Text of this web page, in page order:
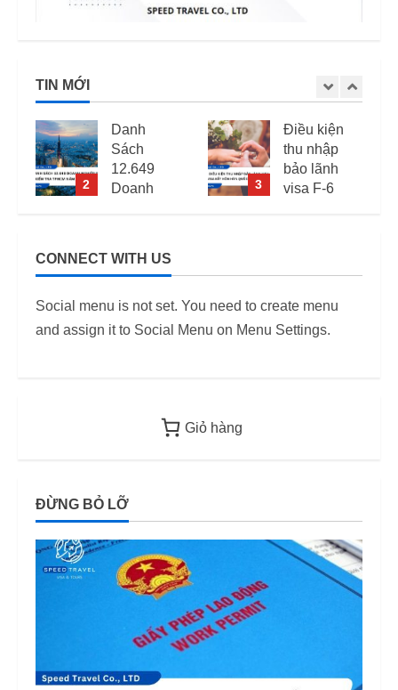
TIN MỚI
2
Danh
Sách
12.649
Doanh
ANTT Tại
Năm 2026
3
Điều kiện
thu nhập
bảo lãnh
visa F-6
từ 2026
CONNECT WITH US
Social menu is not set. You need to create menu
and assign it to Social Menu on Menu Settings.
Giỏ hàng
ĐỪNG BỎ LỠ